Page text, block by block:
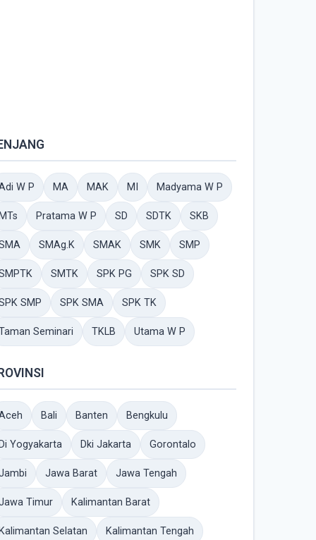
W P MA MAK MI Madyama W P
Pratama W P SD SDTK SKB
SMAg.K SMAK SMK SMP
SMTK SPK PG SPK SD
SMP SPK SMA SPK TK
Seminari TKLB Utama W P
Bali Banten Bengkulu
Yogyakarta Dki Jakarta Gorontalo
Jawa Barat Jawa Tengah
Timur Kalimantan Barat
Selatan Kalimantan Tengah